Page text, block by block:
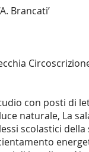
Brancati’
con posti di
naturale, La
scolastici della